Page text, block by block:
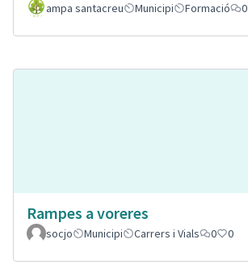
ampa santacreu Municipi Formació 0
Rampes a voreres
socjo
Municipi Carrers i Vials 0 0